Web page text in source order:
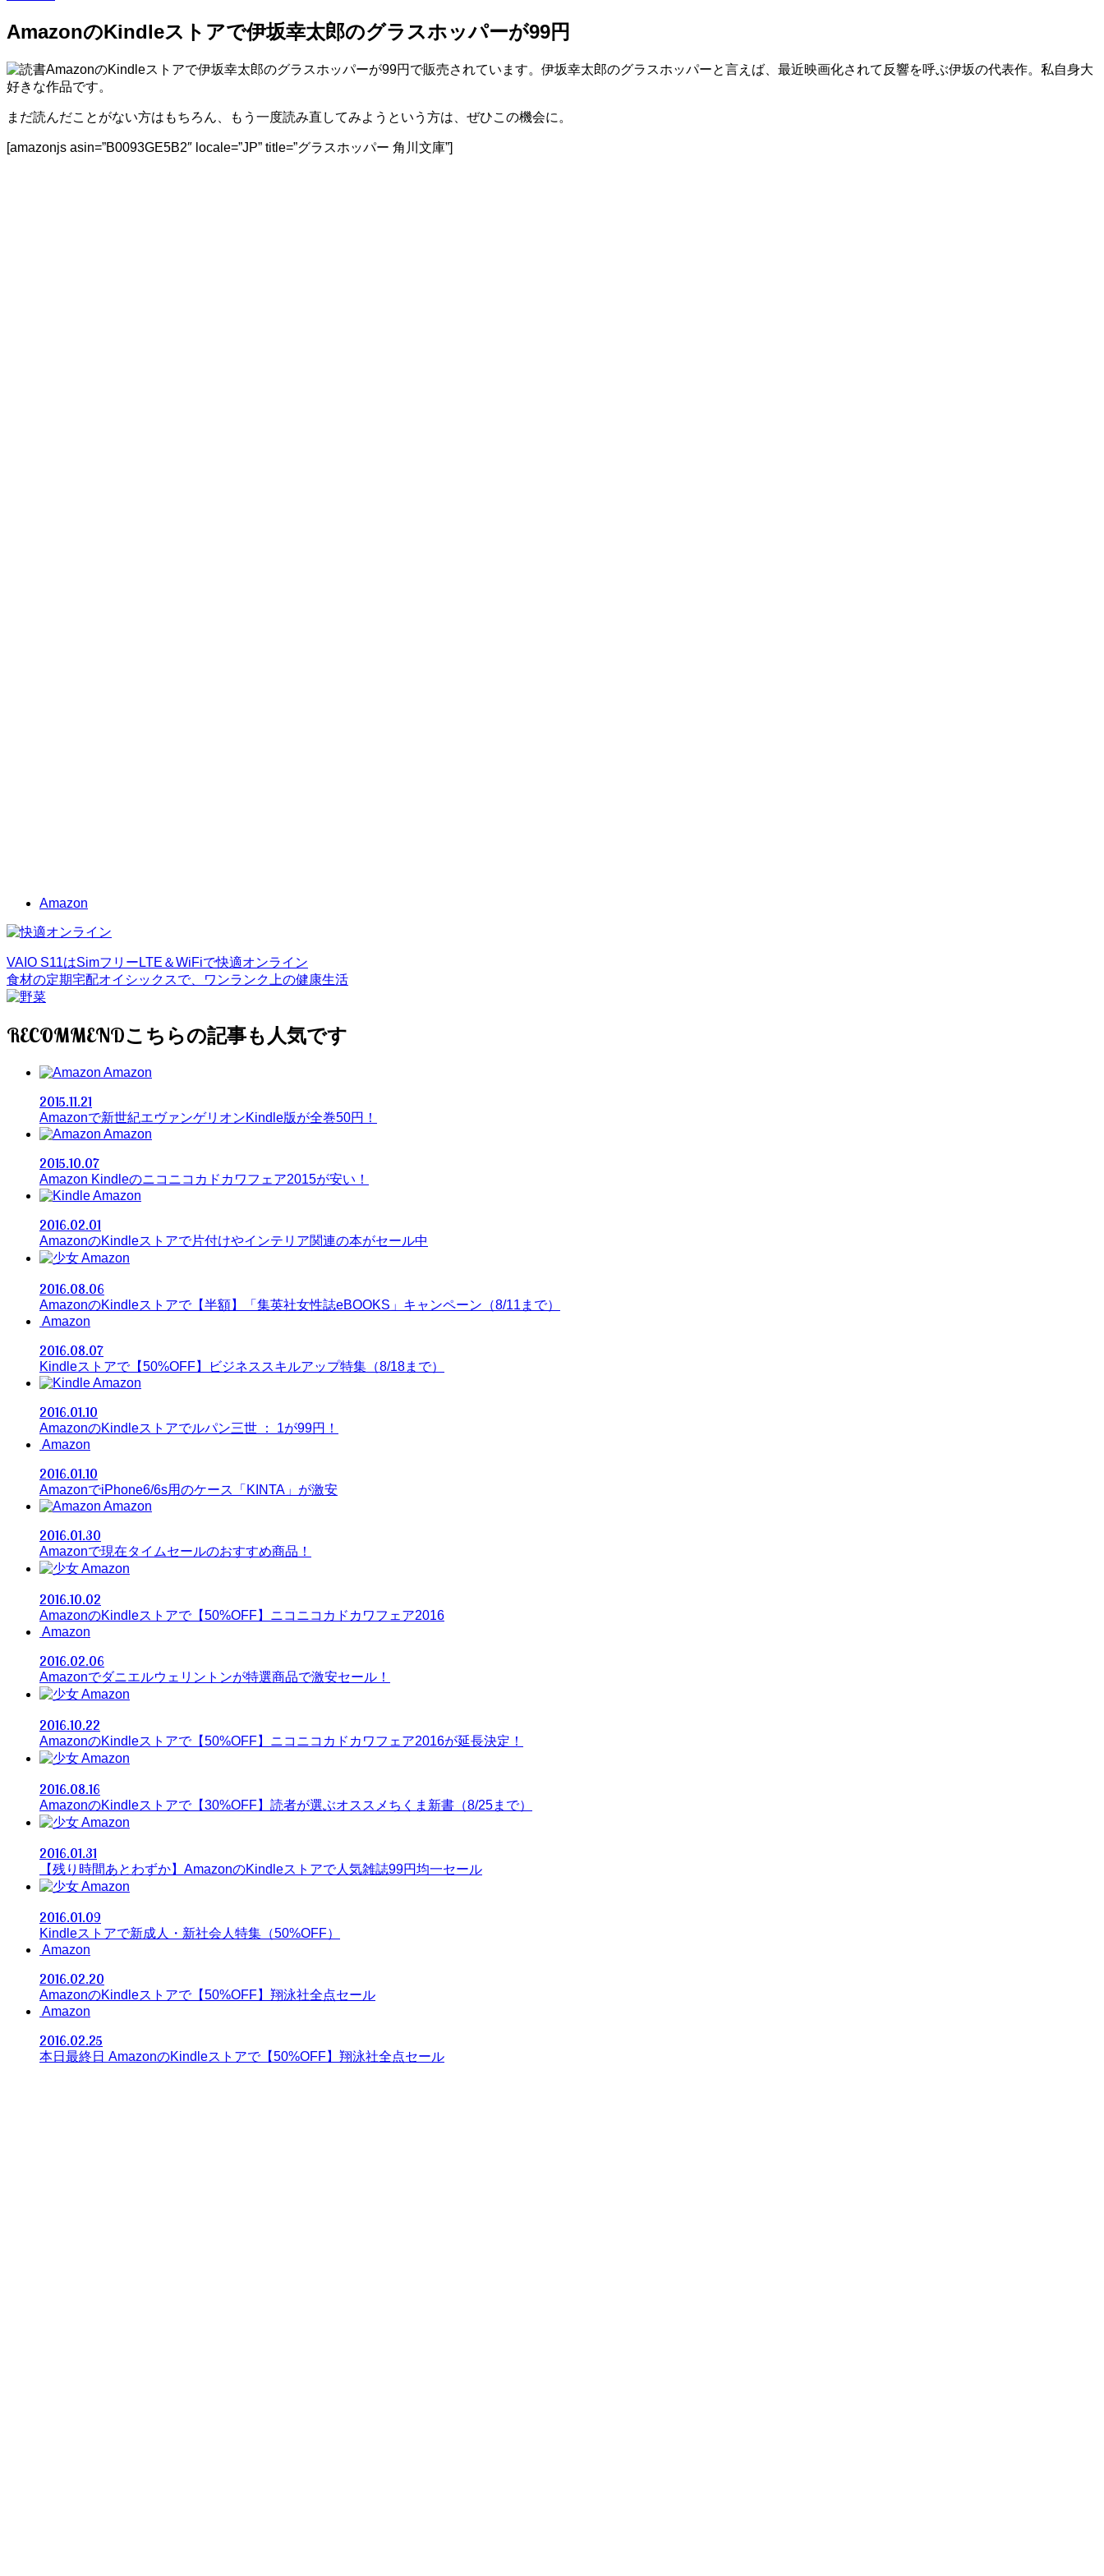
AmazonのKindleストアで伊坂幸太郎のグラスホッパーが99円
AmazonのKindleストアで伊坂幸太郎のグラスホッパーが99円で販売されています。伊坂幸太郎のグラスホッパーと言えば、最近映画化されて反響を呼ぶ伊坂の代表作。私自身大
好きな作品です。
まだ読んだことがない方はもちろん、もう一度読み直してみようという方は、ぜひこの機会に。
[amazonjs asin=”B0093GE5B2″ locale=”JP” title=”グラスホッパー 角川文庫”]
Amazon
VAIO S11はSimフリーLTE＆WiFiで快適オンライン
食材の定期宅配オイシックスで、ワンランク上の健康生活
RECOMMEND
Amazon
2015.11.21
Amazonで新世紀エヴァンゲリオンKindle版が全巻50円！
Amazon
2015.10.07
Amazon Kindleのニコニコカドカワフェア2015が安い！
Amazon
2016.02.01
AmazonのKindleストアで片付けやインテリア関連の本がセール中
Amazon
2016.08.06
AmazonのKindleストアで【半額】「集英社女性誌eBOOKS」キャンペーン（8/11まで）
Amazon
2016.08.07
Kindleストアで【50%OFF】ビジネススキルアップ特集（8/18まで）
Amazon
2016.01.10
AmazonのKindleストアでルパン三世 ： 1が99円！
Amazon
2016.01.10
AmazonでiPhone6/6s用のケース「KINTA」が激安
Amazon
2016.01.30
Amazonで現在タイムセールのおすすめ商品！
Amazon
2016.10.02
AmazonのKindleストアで【50%OFF】ニコニコカドカワフェア2016
Amazon
2016.02.06
Amazonでダニエルウェリントンが特選商品で激安セール！
Amazon
2016.10.22
AmazonのKindleストアで【50%OFF】ニコニコカドカワフェア2016が延長決定！
Amazon
2016.08.16
AmazonのKindleストアで【30%OFF】読者が選ぶオススメちくま新書（8/25まで）
Amazon
2016.01.31
【残り時間あとわずか】AmazonのKindleストアで人気雑誌99円均一セール
Amazon
2016.01.09
Kindleストアで新成人・新社会人特集（50%OFF）
Amazon
2016.02.20
AmazonのKindleストアで【50%OFF】翔泳社全点セール
Amazon
2016.02.25
本日最終日 AmazonのKindleストアで【50%OFF】翔泳社全点セール